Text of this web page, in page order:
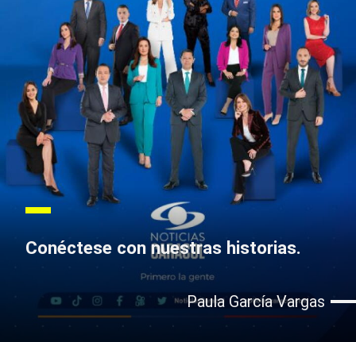
Conéctese con nuestras historias.
Paula García Vargas